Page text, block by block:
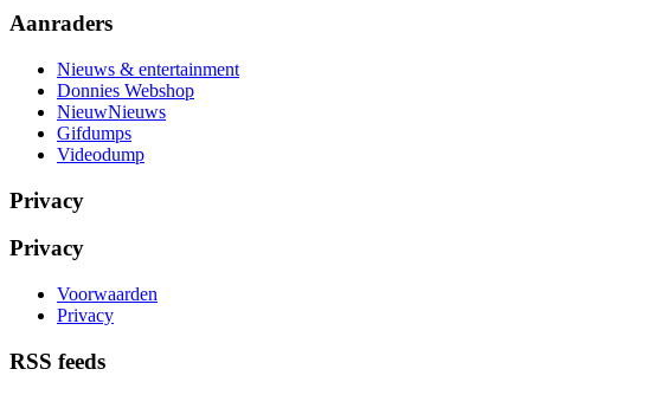
Aanraders
Nieuws & entertainment
Donnies Webshop
NieuwNieuws
Gifdumps
Videodump
Privacy
Privacy
Voorwaarden
Privacy
RSS feeds